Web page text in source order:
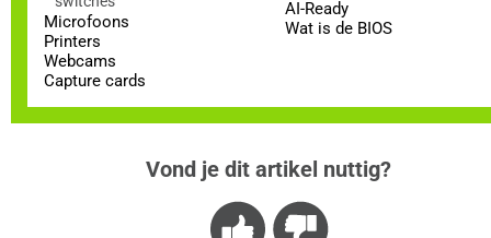
Microfoons
Printers
Webcams
Capture cards
AI-Ready
Wat is de BIOS
Vond je dit artikel nuttig?